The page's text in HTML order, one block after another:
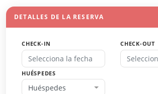
DETALLES DE LA RESERVA
CHECK-IN CHECK-OUT
HUÉSPEDES
Huéspedes